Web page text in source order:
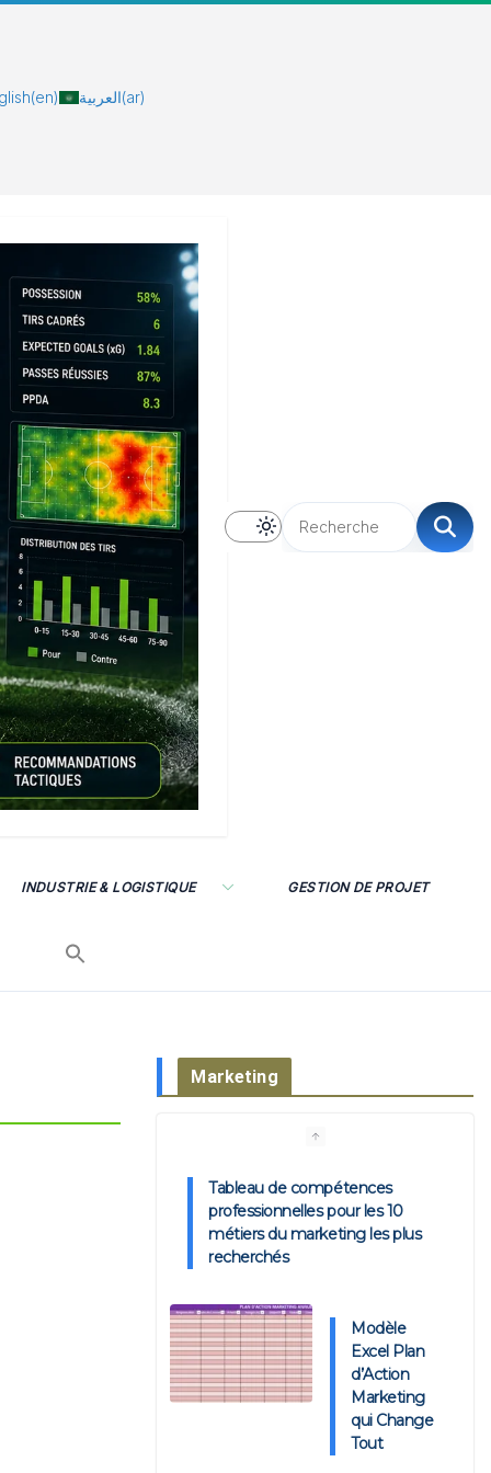
(en) العربية(ar)
INDUSTRIE & LOGISTIQUE GESTION DE PROJET
Marketing
Tableau de compétences
professionnelles pour les 10
métiers du marketing les plus
recherchés
Modèle
Excel Plan
d’Action
Marketing
qui Change
Tout